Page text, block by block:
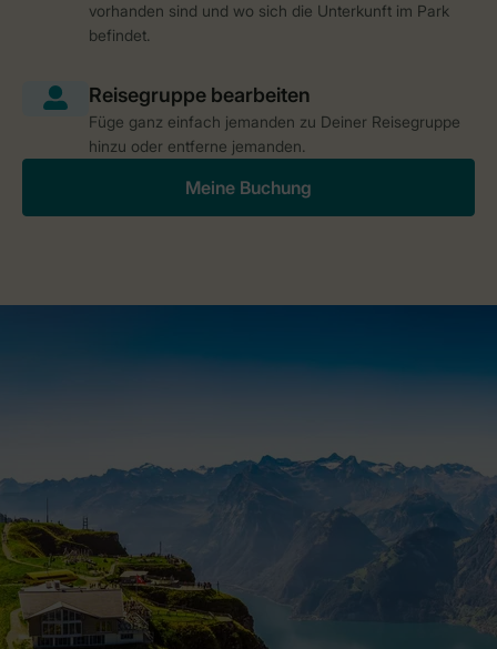
vorhanden sind und wo sich die Unterkunft im Park
befindet.
Füge ganz einfach jemanden zu Deiner Reisegruppe
hinzu oder entferne jemanden.
Meine Buchung